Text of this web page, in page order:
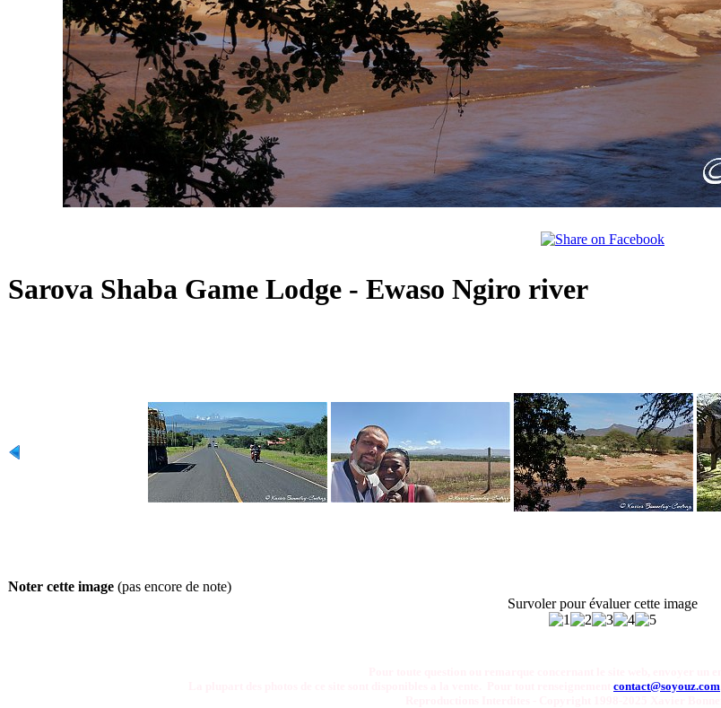
Sarova Shaba Game Lodge - Ewaso Ngiro river
Noter cette image (pas encore de note)
Survoler pour évaluer cette image
contact@soyouz.com